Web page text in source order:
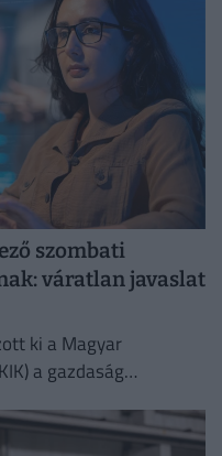
szombati
váratlan javaslat
ki a Magyar
a gazdaság